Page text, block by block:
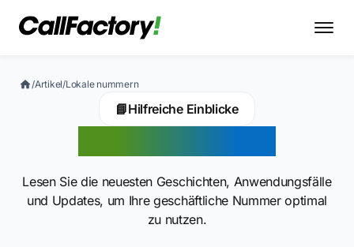
/Artikel/Lokale nummern
📘Hilfreiche Einblicke
Lesen Sie die neuesten Geschichten, Anwendungsfälle
und Updates, um Ihre geschäftliche Nummer optimal
zu nutzen.